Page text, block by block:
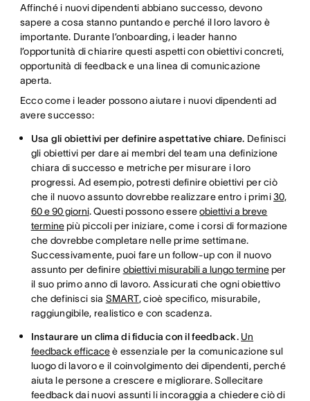
Affinché i nuovi dipendenti abbiano successo, devono
sapere a cosa stanno puntando e perché il loro lavoro è
importante. Durante l’onboarding, i leader hanno
l’opportunità di chiarire questi aspetti con obiettivi concreti,
opportunità di feedback e una linea di comunicazione
aperta.
Ecco come i leader possono aiutare i nuovi dipendenti ad
avere successo:
Usa gli obiettivi per definire aspettative chiare. Definisci
gli obiettivi per dare ai membri del team una definizione
chiara di successo e metriche per misurare i loro
progressi. Ad esempio, potresti definire obiettivi per ciò
che il nuovo assunto dovrebbe realizzare entro i primi30,
60 e 90 giorni. Questi possono essereobiettivi a breve
terminepiù piccoli per iniziare, come i corsi di formazione
che dovrebbe completare nelle prime settimane.
Successivamente, puoi fare un follow-up con il nuovo
assunto per definire obiettivi misurabili a lungo termineper
il suo primo anno di lavoro. Assicurati che ogni obiettivo
che definisci sia SMART, cioè specifico, misurabile,
raggiungibile, realistico e con scadenza.
Instaurare un clima di fiducia con il feedback. Un
feedback efficaceè essenziale per la comunicazione sul
luogo di lavoro e il coinvolgimento dei dipendenti, perché
aiuta le persone a crescere e migliorare. Sollecitare
feedback dai nuovi assunti li incoraggia a chiedere ciò di